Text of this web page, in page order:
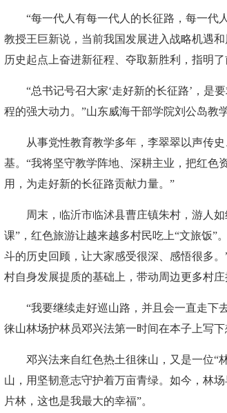
“每一代人有每一代人的长征路，每一代
教授王巨新说，当前我国发展进入战略机遇
历史起点上奋进新征程、夺取新胜利，指明
“总书记号召大家‘走好新的长征路’，是
程的强大动力。”山东威海干部学院刘公岛教
从事党性教育教学多年，李翠翠以声传
基。“我将坚守教学阵地、深耕主业，把红色
用，为走好新的长征路贡献力量。”
周末，临沂市临沭县曹庄镇朱村，游人
课”，红色旅游让越来越多村民吃上“文旅饭”
斗的历史回顾，让大家感受很深、感悟很多
村自身发展提质的基础上，带动周边更多村
“我要继续走好巡山路，并且会一直走下
徕山林场护林员邓兴法第一时间在本子上写下
邓兴法来自红色热土徂徕山，又是一位“
山，用坚韧意志守护着万亩青绿。如今，林
片林，这也是我最大的幸福”。